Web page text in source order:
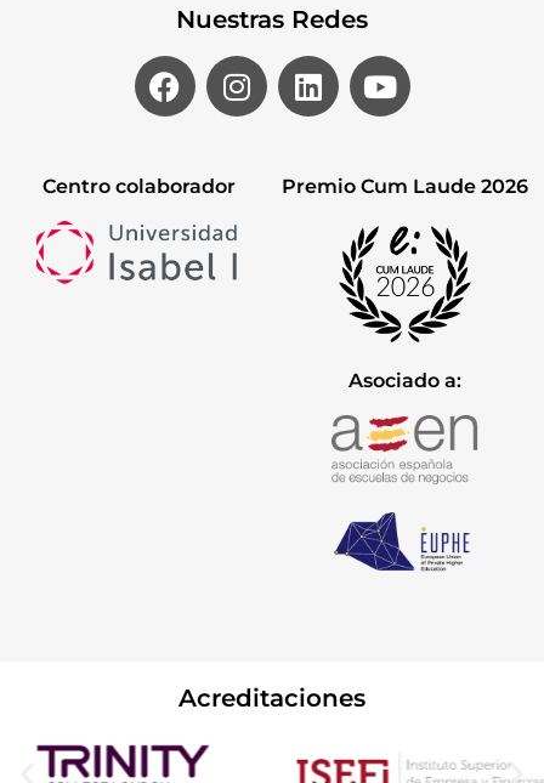
Nuestras Redes
Centro colaborador Premio Cum Laude 2026
Asociado a:
Acreditaciones